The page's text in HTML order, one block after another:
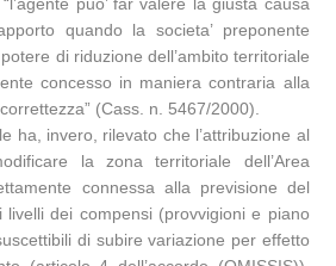
quando la societa’ preponente
di riduzione dell’ambito territoriale
concesso in maniera contraria alla
(Cass. n. 5467/2000).
ha, invero, rilevato che l’attribuzione al
la zona territoriale dell’Area
connessa alla previsione del
livelli dei compensi (provvigioni e piano
di subire variazione per effetto